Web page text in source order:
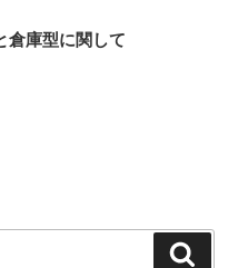
倉庫型に関して